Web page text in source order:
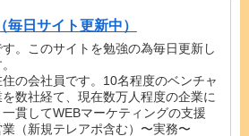
毎日サイト更新中）
す。このサイトを勉強の為毎日更新し
の会社員です。10名程度のベンチャ
を数社経て、現在数万人程度の企業に
貫してWEBマーケティングの支援
（新規テレアポ含む）〜実務〜